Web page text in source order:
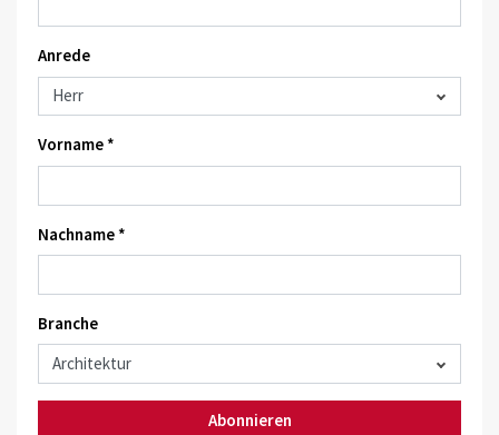
Anrede
Vorname *
Nachname *
Branche
Abonnieren